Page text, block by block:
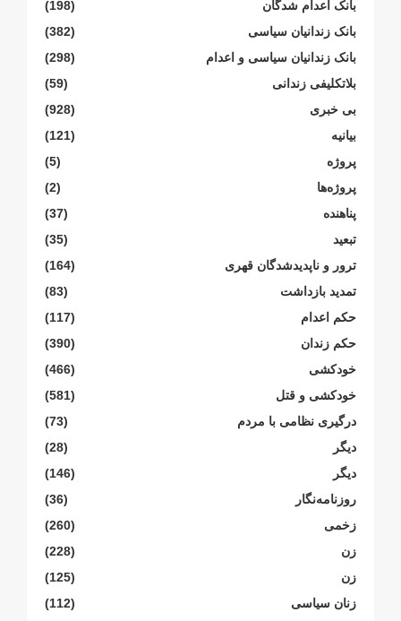
بانک اعدام شدگان
(198)
بانک زندانیان سیاسی
(382)
بانک زندانیان سیاسی و اعدام
(298)
بلاتکلیفی زندانی
(59)
بی خبری
(928)
بیانیە
(121)
پروژە
(5)
پروژەها
(2)
پناهنده
(37)
تبعید
(35)
ترور و ناپدیدشدگان قهری
(164)
تمدید بازداشت
(83)
حکم اعدام
(117)
حکم زندان
(390)
خودکشی
(466)
خودکشی و قتل
(581)
درگیری نظامی با مردم
(73)
دیگر
(28)
دیگر
(146)
روزنامەنگار
(36)
زخمی
(260)
زن
(228)
زن
(125)
زنان سیاسی
(112)